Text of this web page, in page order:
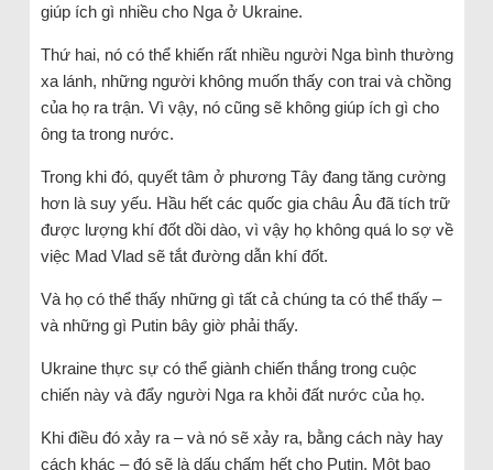
giúp ích gì nhiều cho Nga ở Ukraine.
Thứ hai, nó có thể khiến rất nhiều người Nga bình thường
xa lánh, những người không muốn thấy con trai và chồng
của họ ra trận. Vì vậy, nó cũng sẽ không giúp ích gì cho
ông ta trong nước.
Trong khi đó, quyết tâm ở phương Tây đang tăng cường
hơn là suy yếu. Hầu hết các quốc gia châu Âu đã tích trữ
được lượng khí đốt dồi dào, vì vậy họ không quá lo sợ về
việc Mad Vlad sẽ tắt đường dẫn khí đốt.
Và họ có thể thấy những gì tất cả chúng ta có thể thấy –
và những gì Putin bây giờ phải thấy.
Ukraine thực sự có thể giành chiến thắng trong cuộc
chiến này và đẩy người Nga ra khỏi đất nước của họ.
Khi điều đó xảy ra – và nó sẽ xảy ra, bằng cách này hay
cách khác – đó sẽ là dấu chấm hết cho Putin. Một bạo